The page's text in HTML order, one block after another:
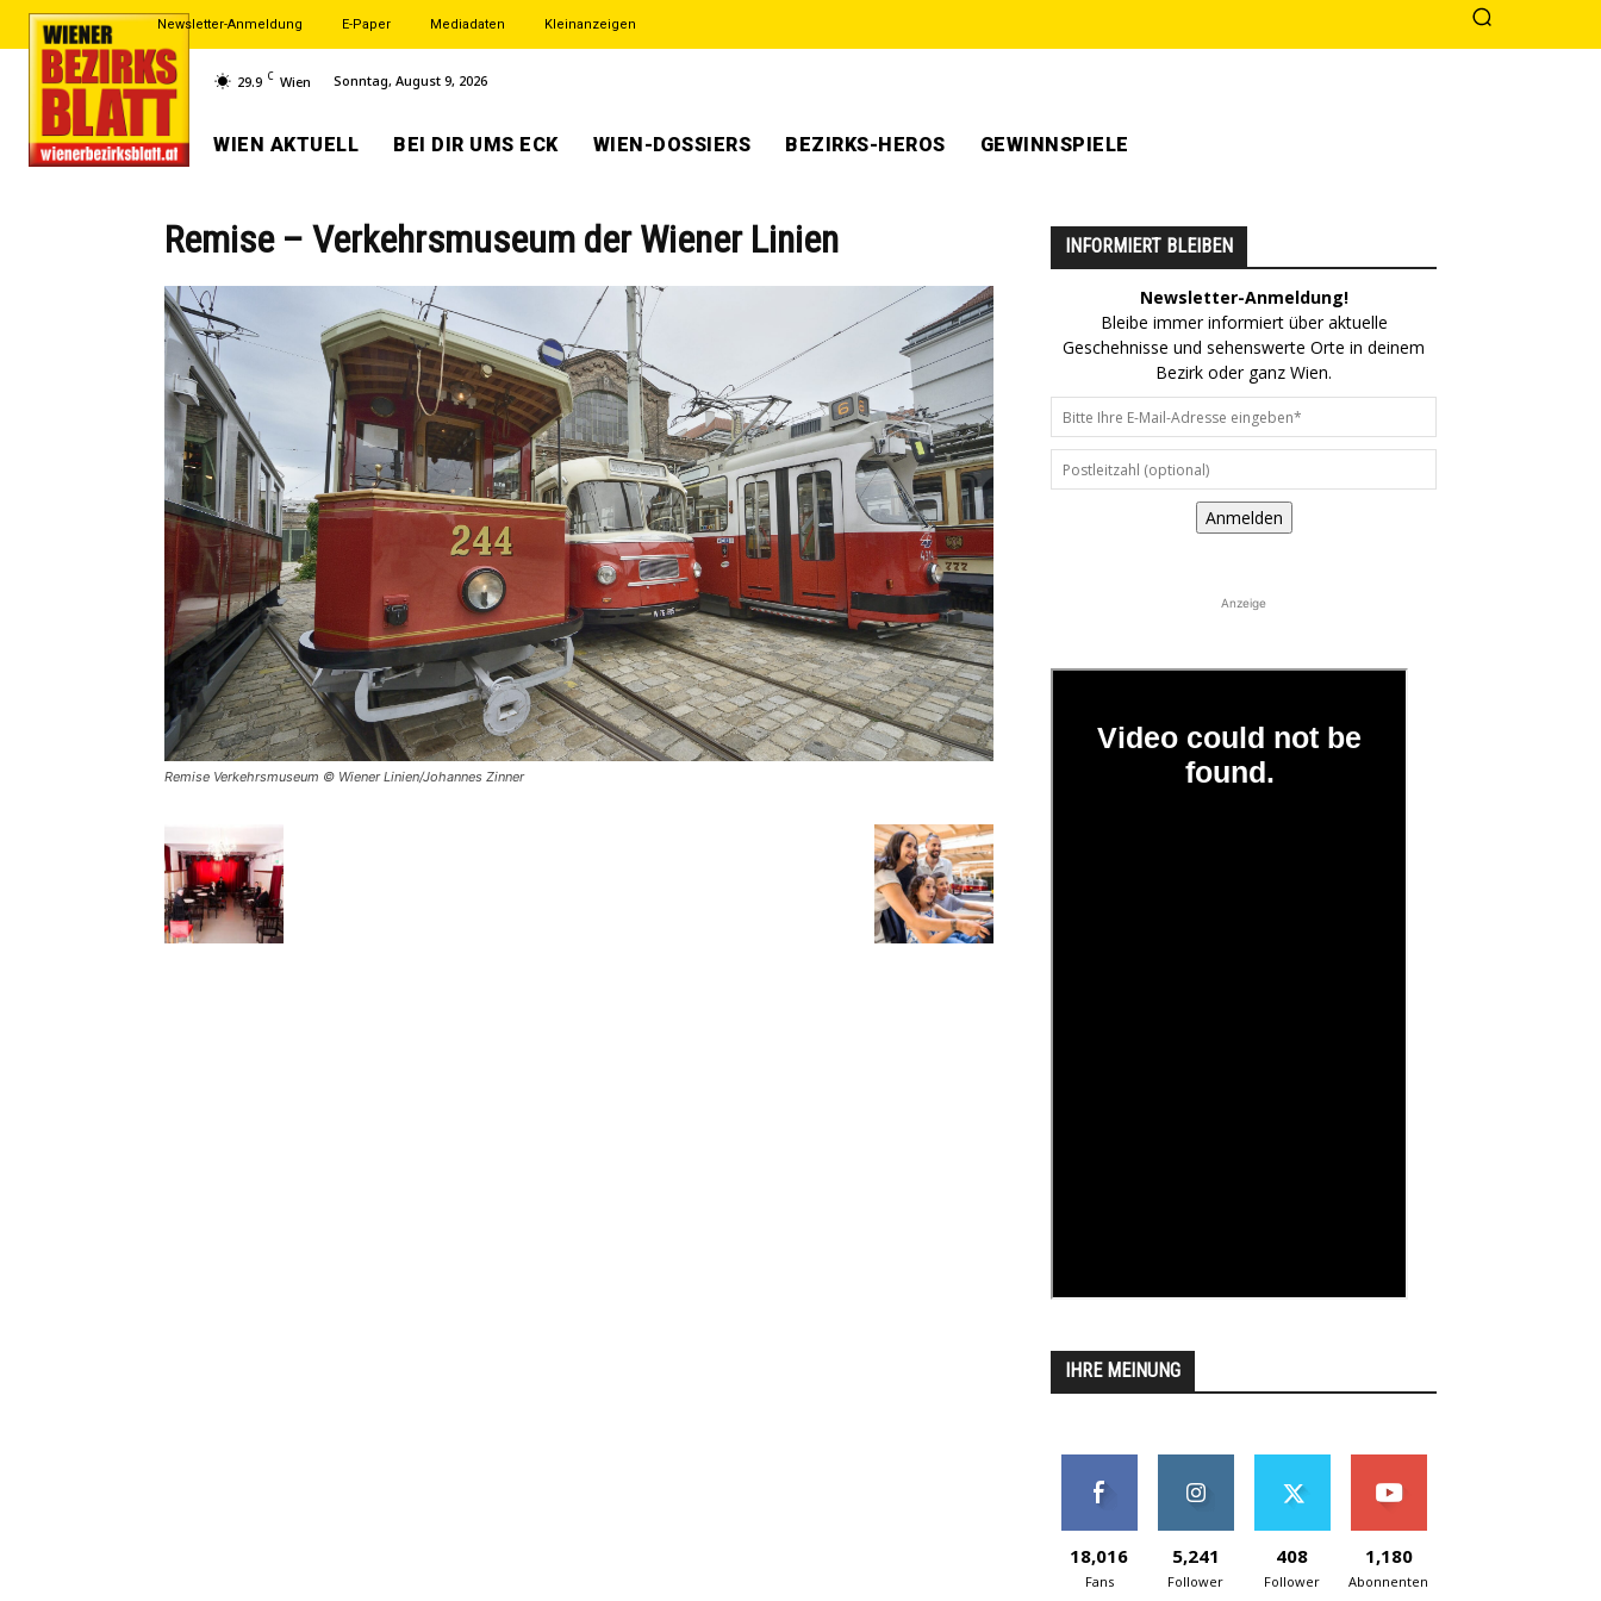
Newsletter-Anmeldung E-Paper Mediadaten Kleinanzeigen
29.9 C Wien Sonntag, August 9, 2026
WIEN AKTUELL BEI DIR UMS ECK WIEN-DOSSIERS BEZIRKS-HEROS GEWINNSPIELE
Remise – Verkehrsmuseum der Wiener Linien
Remise Verkehrsmuseum © Wiener Linien/Johannes Zinner
INFORMIERT BLEIBEN
Newsletter-Anmeldung!
Bleibe immer informiert über aktuelle
Geschehnisse und sehenswerte Orte in deinem
Bezirk oder ganz Wien.
Anmelden
Anzeige
IHRE MEINUNG
18,016
Fans
5,241
Follower
408
Follower
1,180
Abonnenten